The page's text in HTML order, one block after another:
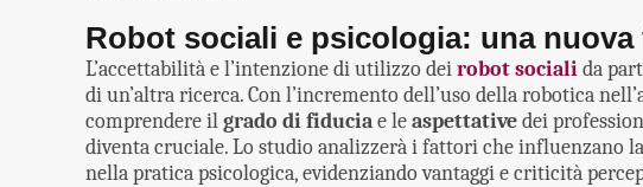
Robot sociali e psicologia: una
L’accettabilità e l’intenzione di utilizzo deirobot socialida
di un’altra ricerca. Con l’incremento dell’uso della robotica
comprendere ilgrado di fiduciae leaspettativedei
diventa cruciale. Lo studio analizzerà i fattori che influenzano
nella pratica psicologica, evidenziando vantaggi e criticità